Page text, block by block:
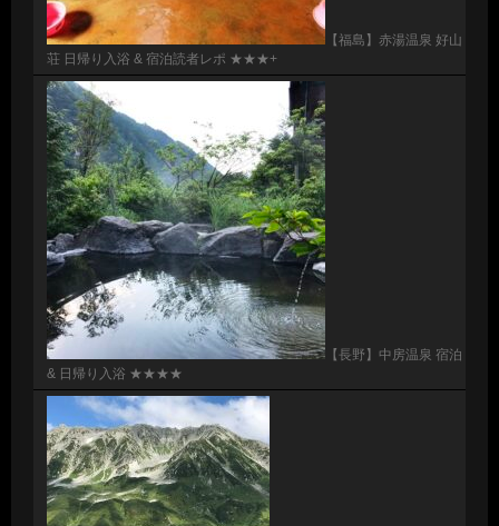
【福島】赤湯温泉 好山
荘 日帰り入浴 & 宿泊読者レポ ★★★+
【長野】中房温泉 宿泊
& 日帰り入浴 ★★★★